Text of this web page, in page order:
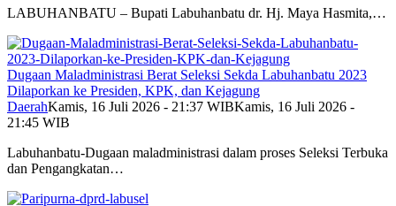
LABUHANBATU – Bupati Labuhanbatu dr. Hj. Maya Hasmita,…
Dugaan Maladministrasi Berat Seleksi Sekda Labuhanbatu 2023
Dilaporkan ke Presiden, KPK, dan Kejagung
DaerahKamis, 16 Juli 2026 - 21:37 WIBKamis, 16 Juli 2026 -
21:45 WIB
Labuhanbatu-Dugaan maladministrasi dalam proses Seleksi Terbuka
dan Pengangkatan…